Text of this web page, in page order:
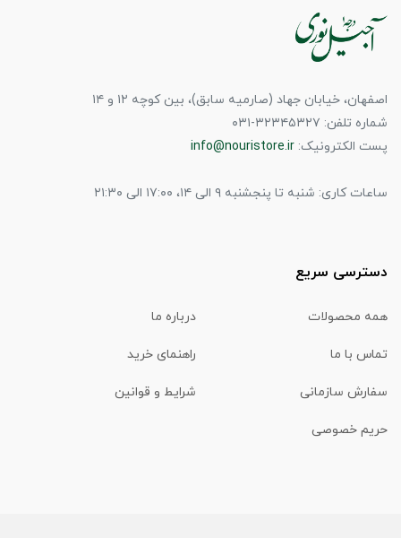
اصفهان، خیابان جهاد (صارمیه سابق)، بین کوچه ۱۲ و ۱۴
شماره تلفن: ۳۲۳۴۵۳۲۷-۰۳۱
پست الکترونیک: info@nouristore.ir
ساعات کاری: شنبه تا پنجشنبه ۹ الی ۱۴، ۱۷:۰۰ الی ۲۱:۳۰
دسترسی سریع
همه محصولات درباره ما
تماس با ما راهنمای خرید
سفارش سازمانی شرایط و قوانین
حریم خصوصی